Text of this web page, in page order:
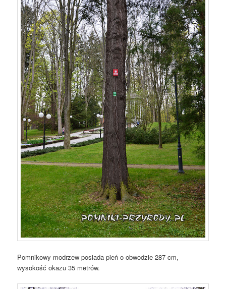
Pomnikowy modrzew posiada pień o obwodzie 287 cm,
wysokość okazu 35 metrów.